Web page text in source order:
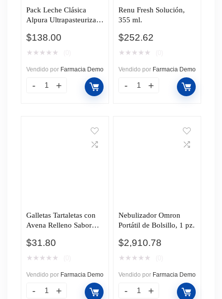
Pack Leche Clásica
Alpura Ultrapasteurizada
$138.00
★ ★ ★ ★ ★
Vendido por Farmacia Demo
Renu Fresh Solución,
355 ml.
$252.62
★ ★ ★ ★ ★
Vendido por Farmacia Demo
Galletas Tartaletas con
Avena Relleno Sabor
$31.80
★ ★ ★ ★ ★
Vendido por Farmacia Demo
Nebulizador Omron
Portátil de Bolsillo, 1 pz.
$2,910.78
★ ★ ★ ★ ★
Vendido por Farmacia Demo